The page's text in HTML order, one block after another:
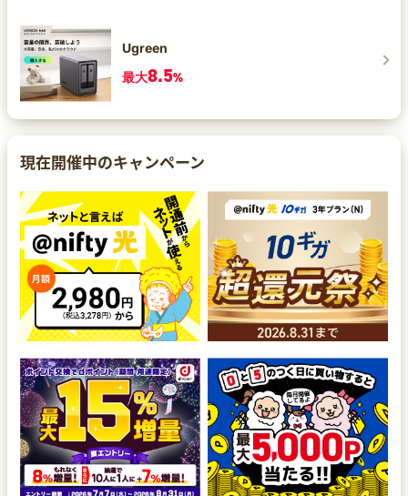
Ugreen
最大8.5%
現在開催中のキャンペーン